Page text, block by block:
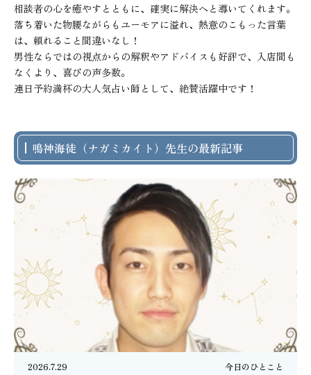
相談者の心を癒やすとともに、確実に解決へと導いてくれます。
落ち着いた物腰ながらもユーモアに溢れ、熱意のこもった言葉
は、頼れること間違いなし！
男性ならではの視点からの解釈やアドバイスも好評で、入店間も
なくより、喜びの声多数。
連日予約満杯の大人気占い師として、絶賛活躍中です！
鳴神海徒（ナガミカイト）先生の最新記事
2026.7.29 今日のひとこと